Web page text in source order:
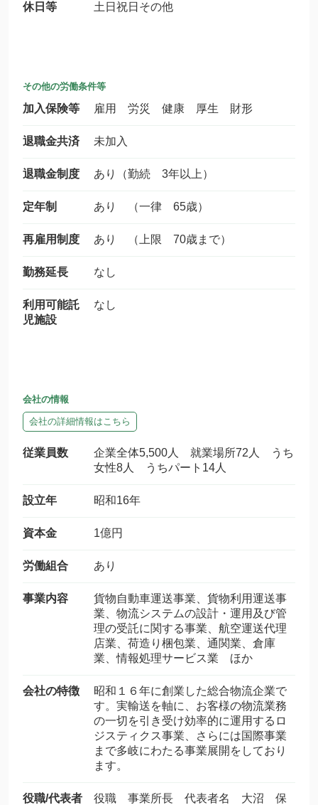
休日等 土日祝日その他
その他の労働条件等
加入保険等 雇用 労災 健康 厚生 財形
退職金共済 未加入
退職金制度 あり（勤続 3年以上）
定年制 あり （一律 65歳）
再雇用制度 あり （上限 70歳まで）
勤務延長 なし
利用可能託
児施設
なし
会社の情報
会社の詳細情報はこちら
従業員数
企業全体5,500人 就業場所72人 うち
女性8人 うちパート14人
設立年 昭和16年
資本金 1億円
労働組合 あり
事業内容
貨物自動車運送事業、貨物利用運送事
業、物流システムの設計・運用及び管
理の受託に関する事業、航空運送代理
店業、荷造り梱包業、通関業、倉庫
業、情報処理サービス業 ほか
会社の特徴
昭和１６年に創業した総合物流企業で
す。実輸送を軸に、お客様の物流業務
の一切を引き受け効率的に運用するロ
ジスティクス事業、さらには国際事業
まで多岐にわたる事業展開をしており
ます。
役職/代表者
役職 事業所長 代表者名 大沼 保